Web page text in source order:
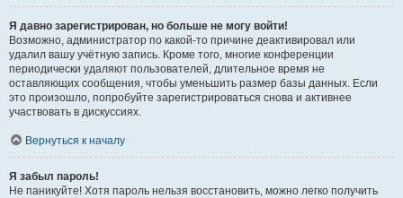
Я давно зарегистрирован, но больше не могу войти!
Возможно, администратор по какой-то причине деактивировал или
удалил вашу учётную запись. Кроме того, многие конференции
периодически удаляют пользователей, длительное время не
оставляющих сообщения, чтобы уменьшить размер базы данных. Если
это произошло, попробуйте зарегистрироваться снова и активнее
участвовать в дискуссиях.
Вернуться к началу
Я забыл пароль!
Не паникуйте! Хотя пароль нельзя восстановить, можно легко получить